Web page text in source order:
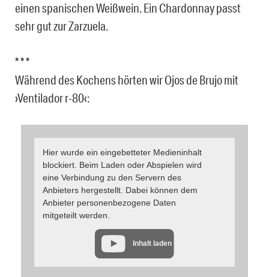
einen spanischen Weißwein. Ein Chardonnay passt
sehr gut zur Zarzuela.
* * *
Während des Kochens hörten wir Ojos de Brujo mit
›Ventilador r-80‹:
Hier wurde ein eingebetteter Medieninhalt
blockiert. Beim Laden oder Abspielen wird
eine Verbindung zu den Servern des
Anbieters hergestellt. Dabei können dem
Anbieter personenbezogene Daten
mitgeteilt werden.
Inhalt laden